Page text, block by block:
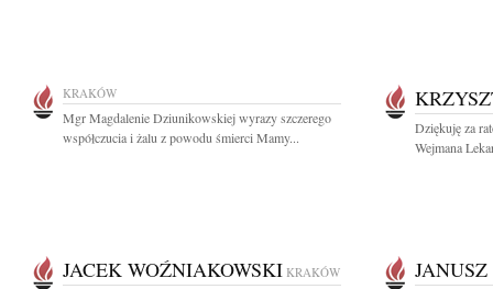
KRAKÓW
Mgr Magdalenie Dziunikowskiej wyrazy szczerego
współczucia i żalu z powodu śmierci Mamy...
Dziękuję za
Wejmana
JACEK WOŹNIAKOWSKI KRAKÓW JANUSZ